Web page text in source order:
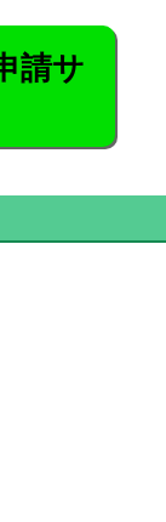
請サ